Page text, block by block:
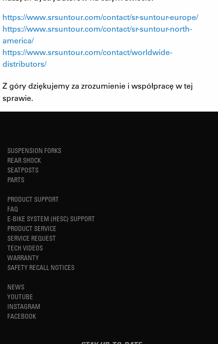
https://www.srsuntour.com/contact/sr-suntour-europe/
https://www.srsuntour.com/contact/sr-suntour-north-
america/
https://www.srsuntour.com/contact/worldwide-
distributors/
Z góry dziękujemy za zrozumienie i współpracę w tej
sprawie.
SUSPENSION FORKS
REAR SHOCK
SEATPOSTS
PARTS
PRODUCT SUPPORT
FAQ
E-BIKE SYSTEM (HESC) SUPPORT
PRODUCT SERVICE
SERVICE REQUEST
TECH VIDEOS
WARRANTY
SAFETY RECALL NOTICES
NEWS
YOUTUBE
INSTAGRAM
FACEBOOK